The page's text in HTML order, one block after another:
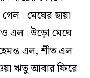
মেঘের ছায়া
এল। উড়ো মেঘে
এল, শীত এল
ঋতু আবার ফিরে